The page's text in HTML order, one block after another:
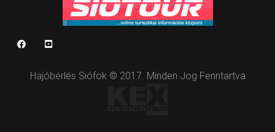
Hajóbérlés Siófok © 2017. Minden Jog Fenntartva